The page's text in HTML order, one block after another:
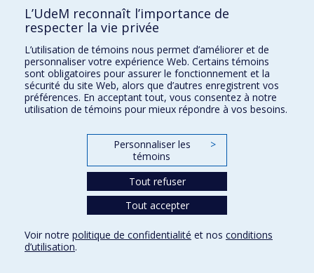
Comment soutenir le CÉRIUM?
BESOIN D'AIDE?
Plan du site
Signaler une erreur
Accessibilité
FACULTÉ DES ARTS ET DES SCIENCES
Nos départements et écoles
Conditions d’utilisation
L’UdeM reconnaît l’importance de
respecter la vie privée
L’utilisation de témoins nous permet d’améliorer et de
personnaliser votre expérience Web. Certains témoins
sont obligatoires pour assurer le fonctionnement et la
sécurité du site Web, alors que d’autres enregistrent vos
préférences. En acceptant tout, vous consentez à notre
utilisation de témoins pour mieux répondre à vos besoins.
Personnaliser les
témoins
>
Tout refuser
Tout accepter
Voir notre politique de confidentialité et nos conditions
d’utilisation.